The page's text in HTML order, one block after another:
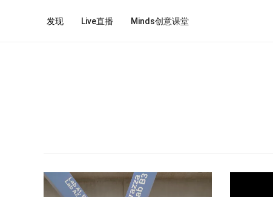
发现 Live直播 Minds创意课堂